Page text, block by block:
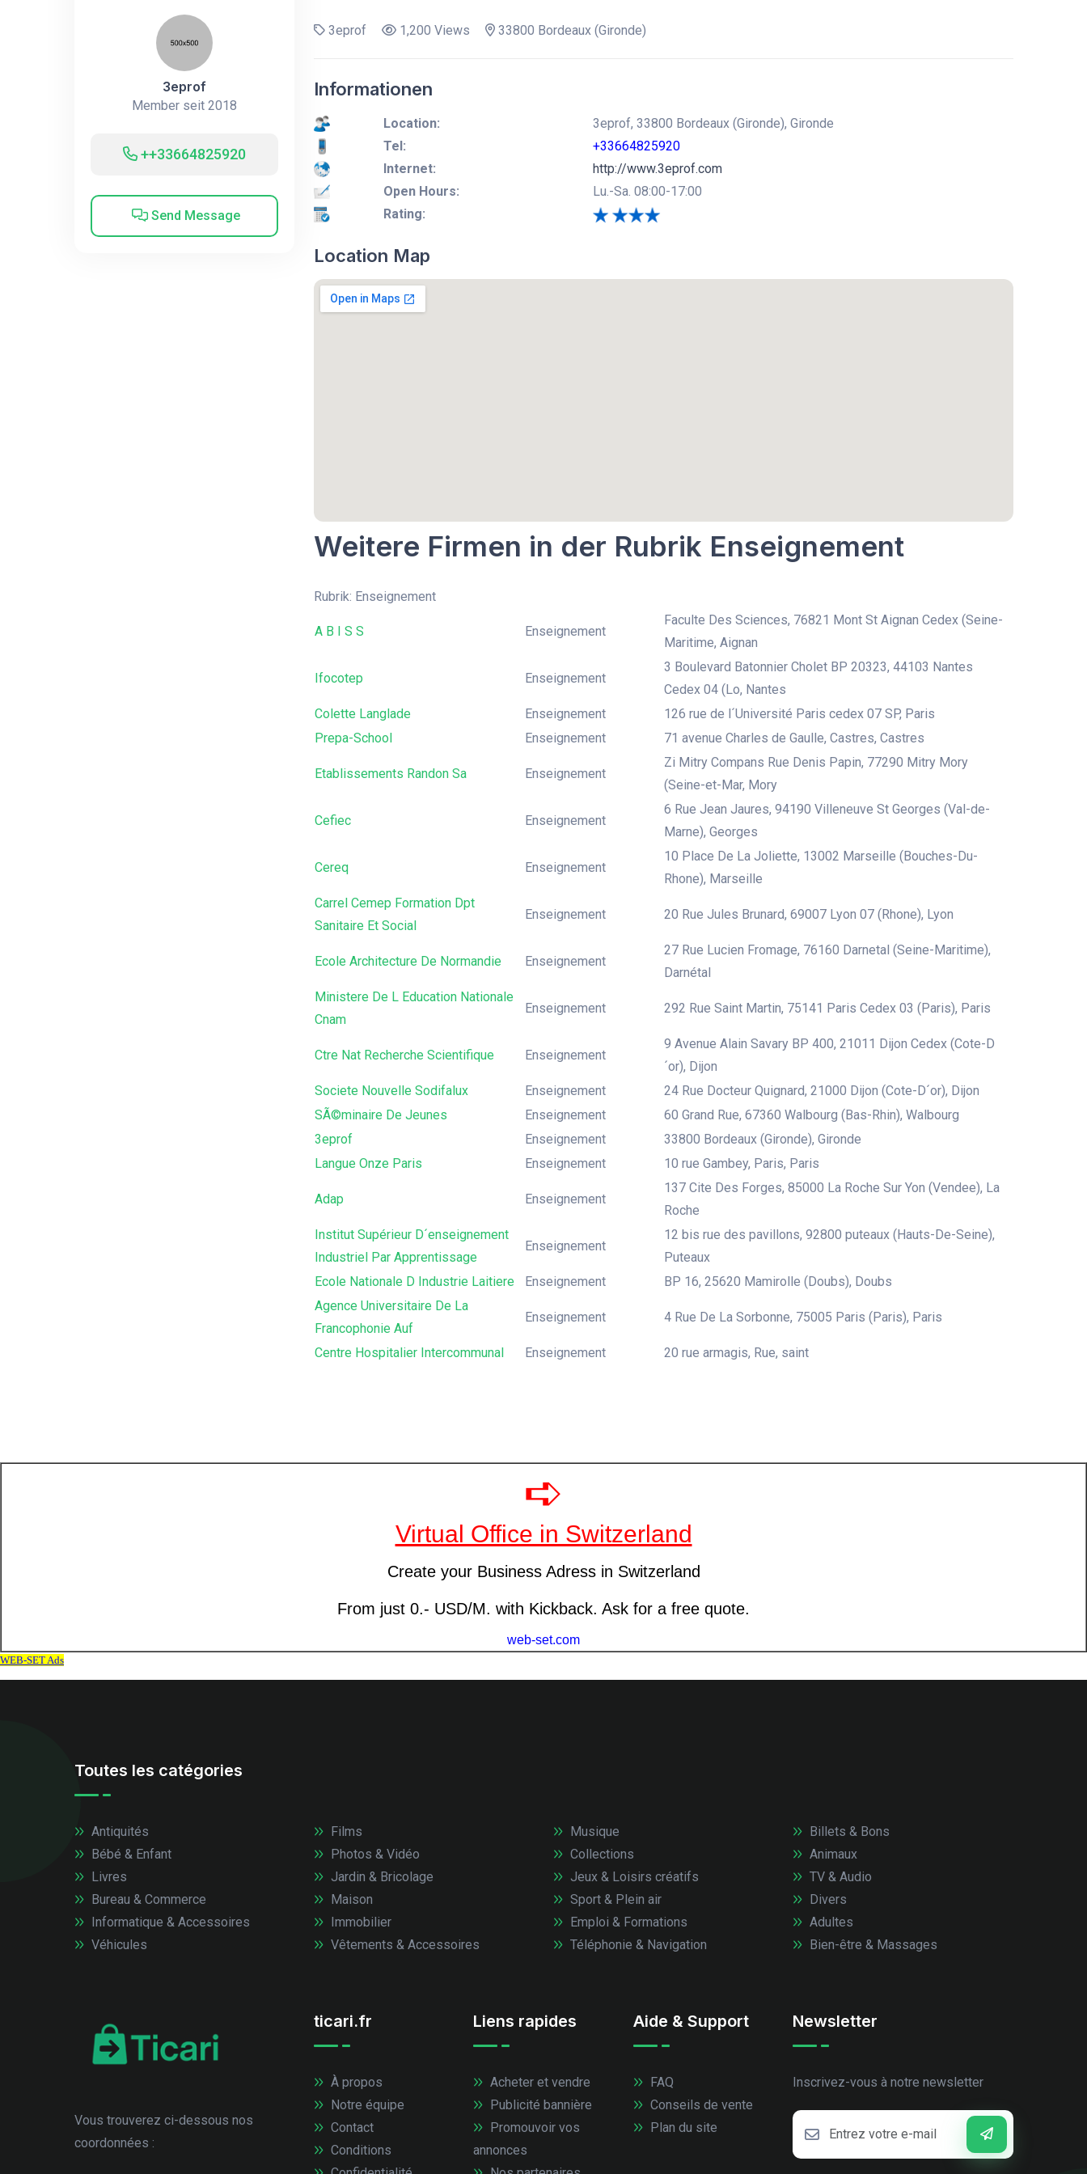
3eprof
Member seit 2018
++33664825920
Send Message
3eprof 1,200 Views 33800 Bordeaux (Gironde)
Informationen
Location:
3eprof, 33800 Bordeaux (Gironde), Gironde
Tel:
+33664825920
Internet:
http://www.3eprof.com
Open Hours:
Lu.-Sa. 08:00-17:00
Rating:
Location Map
Weitere Firmen in der Rubrik Enseignement
Rubrik: Enseignement
A B I S S Enseignement
Faculte Des Sciences, 76821 Mont St Aignan Cedex (Seine-
Maritime, Aignan
Ifocotep Enseignement
3 Boulevard Batonnier Cholet BP 20323, 44103 Nantes
Cedex 04 (Lo, Nantes
Colette Langlade
Enseignement
126 rue de l´Université Paris cedex 07 SP, Paris
Prepa-School
Enseignement 71 avenue Charles de Gaulle, Castres, Castres
Etablissements Randon Sa Enseignement
Zi Mitry Compans Rue Denis Papin, 77290 Mitry Mory
(Seine-et-Mar, Mory
Cefiec Enseignement
6 Rue Jean Jaures, 94190 Villeneuve St Georges (Val-de-
Marne), Georges
Cereq Enseignement
10 Place De La Joliette, 13002 Marseille (Bouches-Du-
Rhone), Marseille
Carrel Cemep Formation Dpt
Sanitaire Et Social
Enseignement 20 Rue Jules Brunard, 69007 Lyon 07 (Rhone), Lyon
Ecole Architecture De Normandie Enseignement
27 Rue Lucien Fromage, 76160 Darnetal (Seine-Maritime),
Darnétal
Ministere De L Education Nationale
Cnam
Enseignement 292 Rue Saint Martin, 75141 Paris Cedex 03 (Paris), Paris
Ctre Nat Recherche Scientifique Enseignement
9 Avenue Alain Savary BP 400, 21011 Dijon Cedex (Cote-D
´or), Dijon
Societe Nouvelle Sodifalux
Enseignement
24 Rue Docteur Quignard, 21000 Dijon (Cote-D´or), Dijon
SÃ©minaire De Jeunes
Enseignement
60 Grand Rue, 67360 Walbourg (Bas-Rhin), Walbourg
3eprof
Enseignement
33800 Bordeaux (Gironde), Gironde
Langue Onze Paris
Enseignement 10 rue Gambey, Paris, Paris
Adap Enseignement
137 Cite Des Forges, 85000 La Roche Sur Yon (Vendee), La
Roche
Institut Supérieur D´enseignement
Industriel Par Apprentissage
Enseignement
12 bis rue des pavillons, 92800 puteaux (Hauts-De-Seine),
Puteaux
Ecole Nationale D Industrie Laitiere
Enseignement
BP 16, 25620 Mamirolle (Doubs), Doubs
Agence Universitaire De La
Francophonie Auf
Enseignement 4 Rue De La Sorbonne, 75005 Paris (Paris), Paris
Centre Hospitalier Intercommunal Enseignement 20 rue armagis, Rue, saint
Toutes les catégories
Antiquités
Bébé & Enfant
Livres
Bureau & Commerce
Informatique & Accessoires
Véhicules
Films
Photos & Vidéo
Jardin & Bricolage
Maison
Immobilier
Vêtements & Accessoires
Musique
Collections
Jeux & Loisirs créatifs
Sport & Plein air
Emploi & Formations
Téléphonie & Navigation
Billets & Bons
Animaux
TV & Audio
Divers
Adultes
Bien-être & Massages
Vous trouverez ci-dessous nos
coordonnées :
ticari.fr
À propos
Notre équipe
Contact
Conditions
Liens rapides
Acheter et vendre
Publicité bannière
Promouvoir vos
annonces
Aide & Support
FAQ
Conseils de vente
Plan du site
Newsletter
Inscrivez-vous à notre newsletter